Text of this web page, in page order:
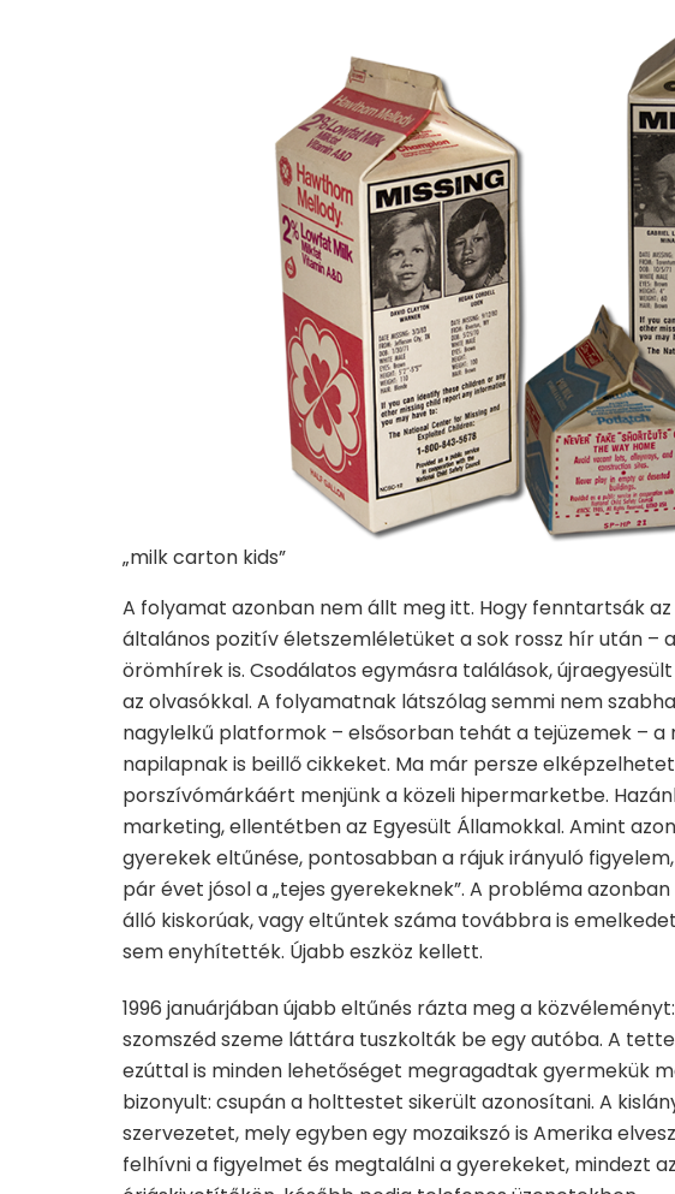
„milk carton kids”
A folyamat azonban nem állt meg itt. Hogy fenntartsák
általános pozitív életszemléletüket a sok rossz hír után –
örömhírek is. Csodálatos egymásra találások,
az olvasókkal. A folyamatnak látszólag semmi nem
nagylelkű platformok – elsősorban tehát a tejüzemek – a
napilapnak is beillő cikkeket. Ma már persze
porszívómárkáért menjünk a közeli hipermarketbe.
marketing, ellentétben az Egyesült Államokkal. Amint
gyerekek eltűnése, pontosabban a rájuk irányuló
pár évet jósol a „tejes gyerekeknek”. A probléma
álló kiskorúak, vagy eltűntek száma továbbra is
sem enyhítették. Újabb eszköz kellett.
1996 januárjában újabb eltűnés rázta meg a
szomszéd szeme láttára tuszkolták be egy autóba. A
ezúttal is minden lehetőséget megragadtak gyermekük
bizonyult: csupán a holttestet sikerült azonosítani. A
szervezetet, mely egyben egy mozaikszó is Amerika
felhívni a figyelmet és megtalálni a gyerekeket, mindezt